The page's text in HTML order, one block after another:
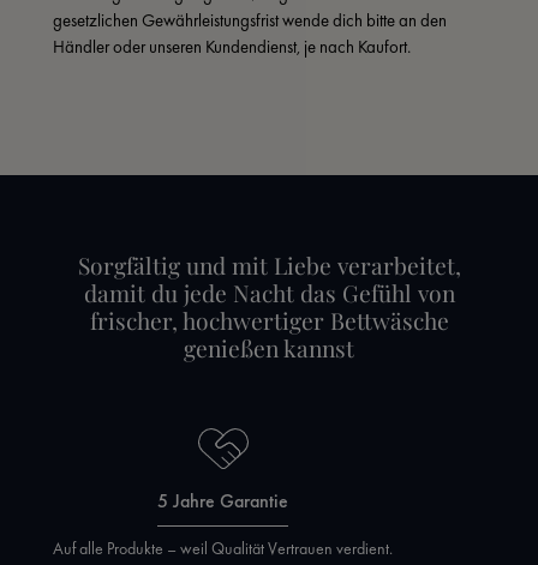
gesetzlichen Gewährleistungsfrist wende dich bitte an den
Händler oder unseren Kundendienst, je nach Kaufort.
Sorgfältig und mit Liebe verarbeitet,
damit du jede Nacht das Gefühl von
frischer, hochwertiger Bettwäsche
genießen kannst
5 Jahre Garantie
Auf alle Produkte – weil Qualität Vertrauen verdient.